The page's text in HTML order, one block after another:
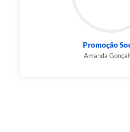
Promoção
Amanda